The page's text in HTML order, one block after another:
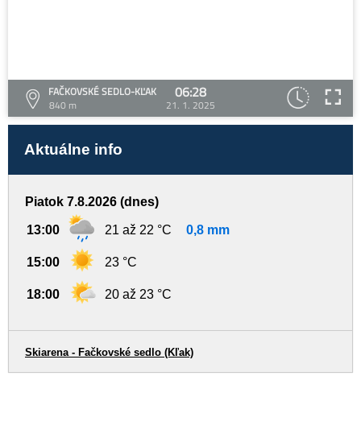
FAČKOVSKÉ SEDLO-KĽAK
840 m
06:28
21. 1. 2025
Aktuálne info
Piatok 7.8.2026 (dnes)
13:00 21 až 22 °C 0,8 mm
15:00 23 °C
18:00 20 až 23 °C
Skiarena - Fačkovské sedlo (Kľak)